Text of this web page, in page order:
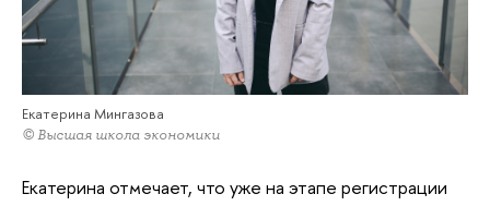
Екатерина Мингазова
© Высшая школа экономики
Екатерина отмечает, что уже на этапе регистрации